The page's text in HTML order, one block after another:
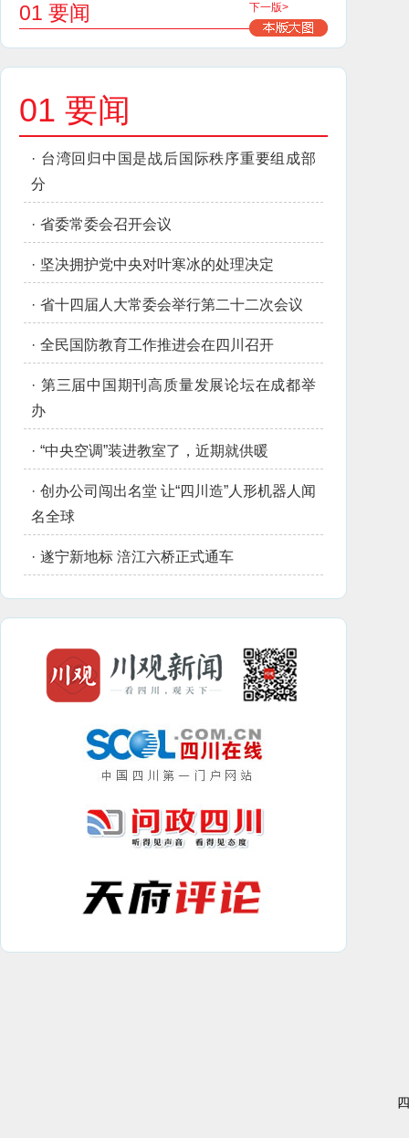
01 要闻 下一版>
01 要闻
· 台湾回归中国是战后国际秩序重要组成部
分
· 省委常委会召开会议
· 坚决拥护党中央对叶寒冰的处理决定
· 省十四届人大常委会举行第二十二次会议
· 全民国防教育工作推进会在四川召开
· 第三届中国期刊高质量发展论坛在成都举
办
· “中央空调”装进教室了，近期就供暖
· 创办公司闯出名堂 让“四川造”人形机器人闻
名全球
· 遂宁新地标 涪江六桥正式通车